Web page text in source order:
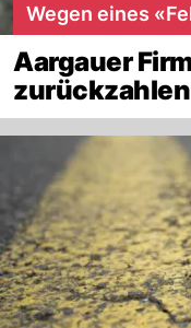
Wegen eines
Aargauer
zurückzahlen